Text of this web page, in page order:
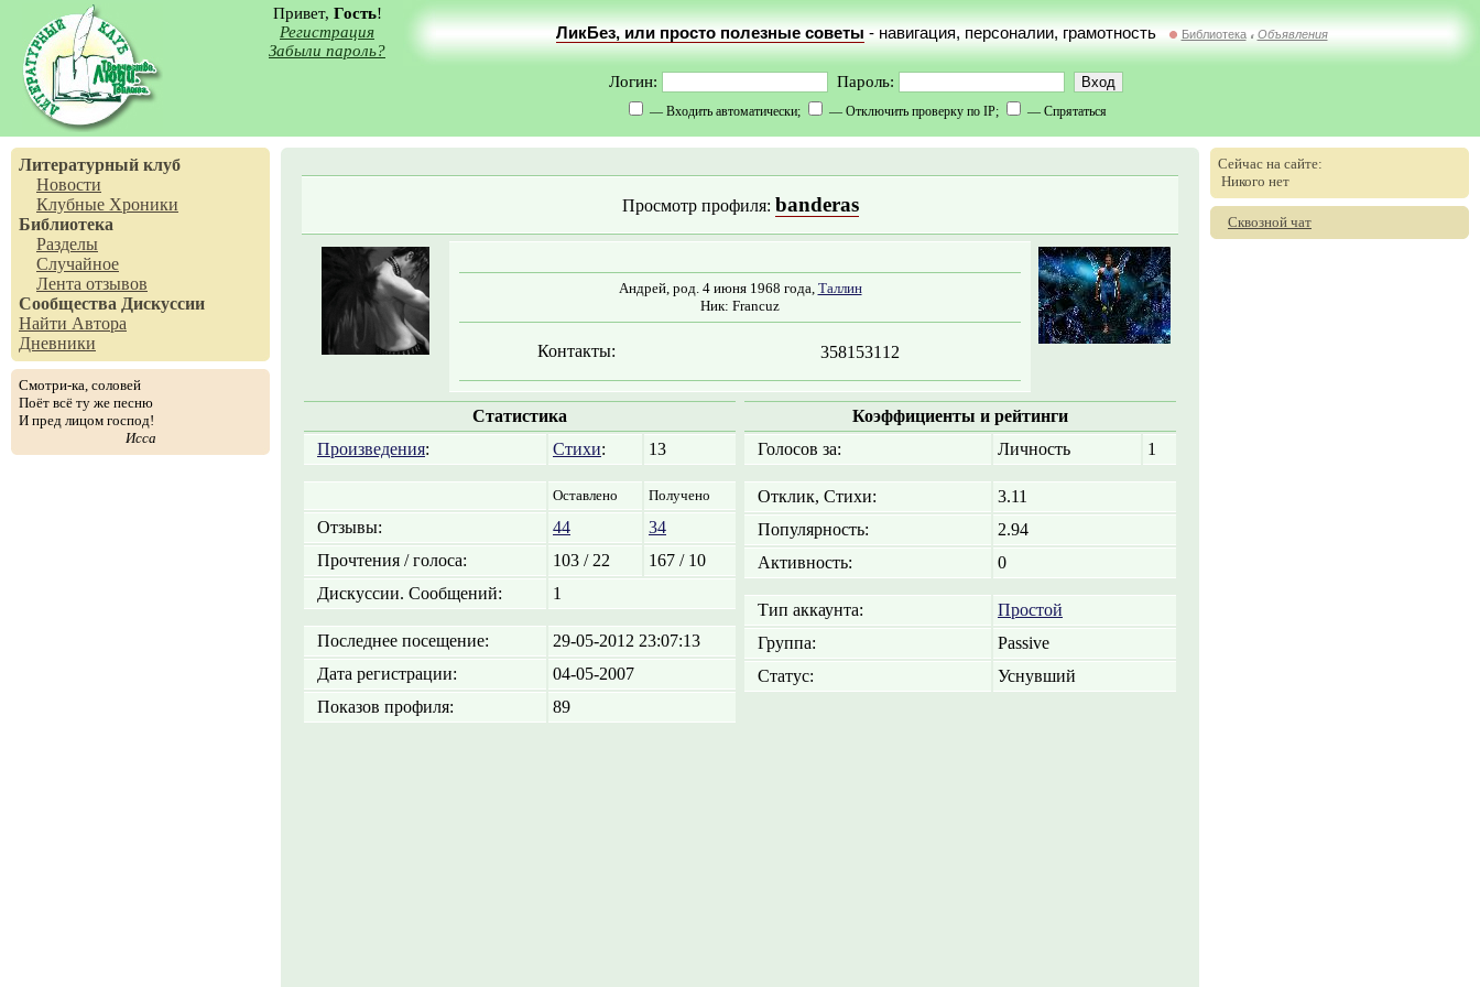
Привет, Гость!
Регистрация
Забыли пароль?
ЛикБез, или просто полезные советы - навигация, персоналии, грамотность Библиотека // Объявления
Логин: Пароль:
— Входить автоматически; — Отключить проверку по IP; — Спрятаться
Литературный клуб
Новости
Клубные Хроники
Библиотека
Разделы
Случайное
Лента отзывов
Сообщества Дискуссии
Найти Автора
Дневники
Смотри-ка, соловей
Поёт всё ту же песню
И пред лицом господ!
Исса
Просмотр профиля: banderas
Андрей, род. 4 июня 1968 года, Таллин
Ник: Francuz
Контакты: 358153112
Статистика
Произведения: Стихи: 13
Оставлено Получено
Отзывы: 44
34
Прочтения / голоса:
103 / 22
167 / 10
Дискуссии. Сообщений:
1
Последнее посещение:
29-05-2012 23:07:13
Дата регистрации:
04-05-2007
Показов профиля:
89
Коэффициенты и рейтинги
Голосов за:
Личность 1
Отклик, Стихи:
3.11
Популярность:
2.94
Активность:
0
Тип аккаунта:
Простой
Группа:
Passive
Статус:
Уснувший
Сейчас на сайте:
Никого нет
Сквозной чат